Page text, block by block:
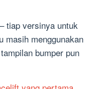
tiap versinya untuk
masih menggunakan
bumper pun